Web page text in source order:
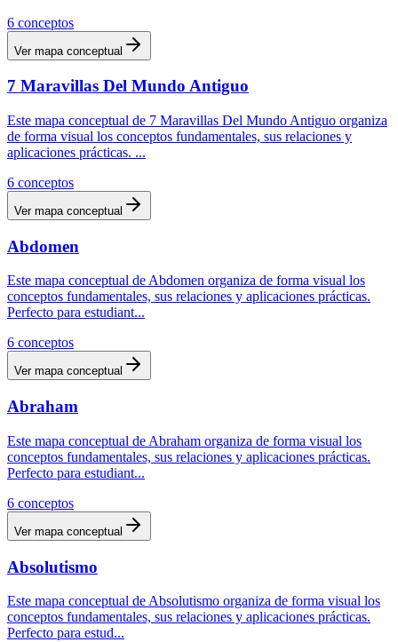
6 conceptos
Ver mapa conceptual
7 Maravillas Del Mundo Antiguo
Este mapa conceptual de 7 Maravillas Del Mundo Antiguo organiza
de forma visual los conceptos fundamentales, sus relaciones y
aplicaciones prácticas. ...
6 conceptos
Ver mapa conceptual
Abdomen
Este mapa conceptual de Abdomen organiza de forma visual los
conceptos fundamentales, sus relaciones y aplicaciones prácticas.
Perfecto para estudiant...
6 conceptos
Ver mapa conceptual
Abraham
Este mapa conceptual de Abraham organiza de forma visual los
conceptos fundamentales, sus relaciones y aplicaciones prácticas.
Perfecto para estudiant...
6 conceptos
Ver mapa conceptual
Absolutismo
Este mapa conceptual de Absolutismo organiza de forma visual los
conceptos fundamentales, sus relaciones y aplicaciones prácticas.
Perfecto para estud...